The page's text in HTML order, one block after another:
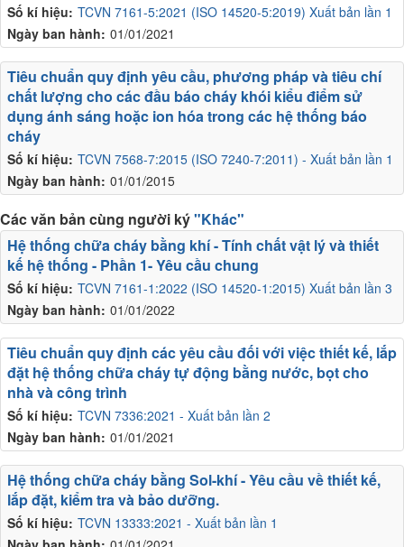
Số kí hiệu: TCVN 7161-5:2021 (ISO 14520-5:2019) Xuất bản lần 1
Ngày ban hành: 01/01/2021
Số kí hiệu: TCVN 7568-7:2015 (ISO 7240-7:2011) - Xuất bản lần 1
Ngày ban hành: 01/01/2015
Tiêu chuẩn quy định yêu cầu, phương pháp và tiêu chí
chất lượng cho các đầu báo cháy khói kiểu điểm sử
dụng ánh sáng hoặc ion hóa trong các hệ thống báo
cháy
Các văn bản cùng người ký"Khác"
Số kí hiệu: TCVN 7161-1:2022 (ISO 14520-1:2015) Xuất bản lần 3
Ngày ban hành: 01/01/2022
Hệ thống chữa cháy bằng khí - Tính chất vật lý và thiết
kế hệ thống - Phần 1- Yêu cầu chung
Số kí hiệu: TCVN 7336:2021 - Xuất bản lần 2
Ngày ban hành: 01/01/2021
Tiêu chuẩn quy định các yêu cầu đối với việc thiết kế, lắp
đặt hệ thống chữa cháy tự động bằng nước, bọt cho
nhà và công trình
Số kí hiệu: TCVN 13333:2021 - Xuất bản lần 1
Hệ thống chữa cháy bằng Sol-khí - Yêu cầu về thiết kế,
lắp đặt, kiểm tra và bảo dưỡng.